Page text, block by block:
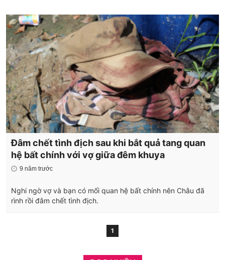
Đâm chết tình địch sau khi bắt quả tang quan
hệ bất chính với vợ giữa đêm khuya
9 năm trước
Nghi ngờ vợ và bạn có mối quan hệ bất chính nên Châu đã
rình rồi đâm chết tình địch.
1